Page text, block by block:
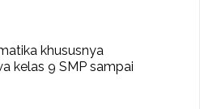
khususnya
kelas 9 SMP sampai